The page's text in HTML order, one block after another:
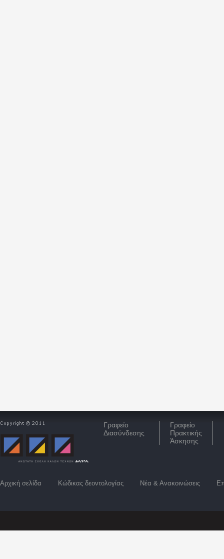
Γραφείο
Διασύνδεσης
Γραφείο
Πρακτικής
Άσκησης
Αρχική σελίδα Κώδικας δεοντολογίας Νέα & Ανακοινώσεις